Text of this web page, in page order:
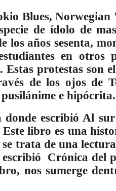
Blues, Norwegian
de ídolo de
los años sesenta,
en otros
protestas son
de los ojos de
e hipócrita.
donde escribió Al
libro es una
se trata de una
Crónica del
nos sumerge